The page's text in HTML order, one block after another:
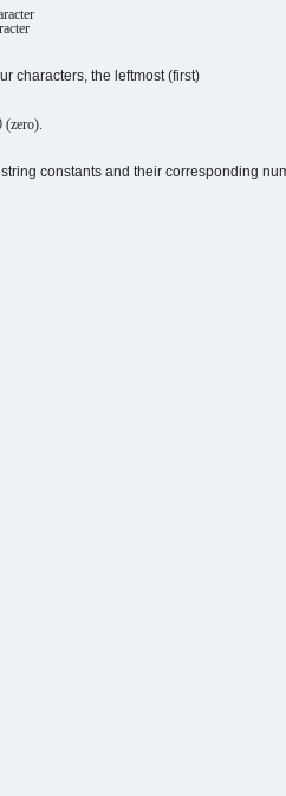
characters, the leftmost (first)
(zero).
constants and their corresponding